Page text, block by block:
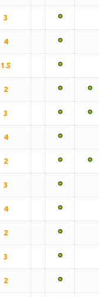
3
4
1.5
2
3
4
2
3
4
2
3
2